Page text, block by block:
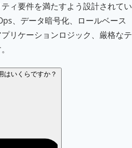
ィ要件を満たすよう設計されてい
、データ暗号化、ロールベース
リケーションロジック、厳格なテ
はいくらですか？